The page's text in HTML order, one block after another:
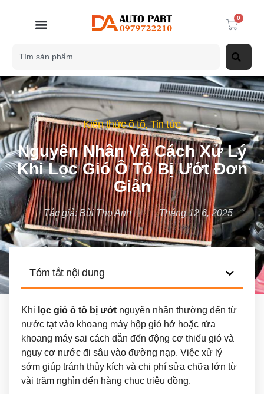
0
Kiến thức ô tô,Tin tức
Nguyên Nhân Và Cách Xử Lý
Khi Lọc Gió Ô Tô Bị Ướt Đơn
Giản
Tác giả:Bùi Thọ Anh Tháng 12 6, 2025
Tóm tắt nội dung
Khi lọc gió ô tô bị ướt nguyên nhân thường đến từ
nước tạt vào khoang máy hộp gió hở hoặc rửa
khoang máy sai cách dẫn đến động cơ thiếu gió và
nguy cơ nước đi sâu vào đường nạp. Việc xử lý
sớm giúp tránh thủy kích và chi phí sửa chữa lớn từ
vài trăm nghìn đến hàng chục triệu đồng.